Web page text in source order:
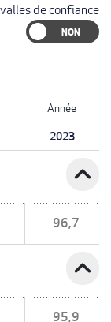
de confiance
Année
2023
expand_less
96,7
expand_less
95,9